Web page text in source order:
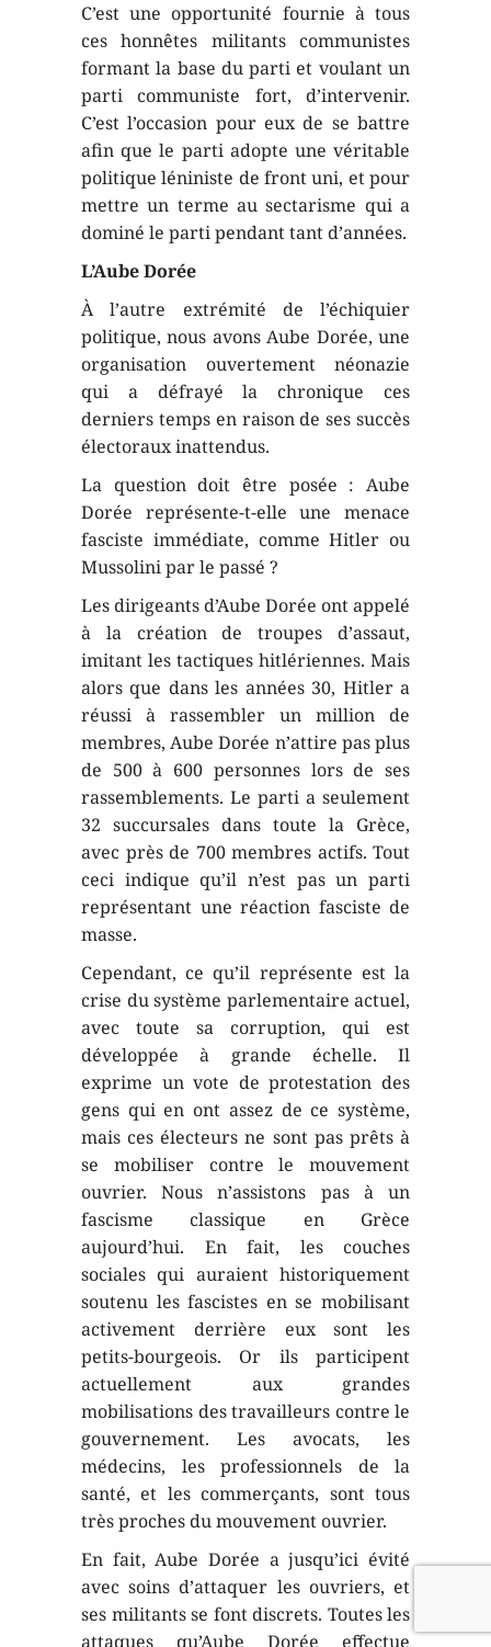
C’est une opportunité fournie à tous
ces honnêtes militants communistes
formant la base du parti et voulant un
parti communiste fort, d’intervenir.
C’est l’occasion pour eux de se battre
afin que le parti adopte une véritable
politique léniniste de front uni, et pour
mettre un terme au sectarisme qui a
dominé le parti pendant tant d’années.
L’Aube Dorée
À l’autre extrémité de l’échiquier
politique, nous avons Aube Dorée, une
organisation ouvertement néonazie
qui a défrayé la chronique ces
derniers temps en raison de ses succès
électoraux inattendus.
La question doit être posée : Aube
Dorée représente-t-elle une menace
fasciste immédiate, comme Hitler ou
Mussolini par le passé ?
Les dirigeants d’Aube Dorée ont appelé
à la création de troupes d’assaut,
imitant les tactiques hitlériennes. Mais
alors que dans les années 30, Hitler a
réussi à rassembler un million de
membres, Aube Dorée n’attire pas plus
de 500 à 600 personnes lors de ses
rassemblements. Le parti a seulement
32 succursales dans toute la Grèce,
avec près de 700 membres actifs. Tout
ceci indique qu’il n’est pas un parti
représentant une réaction fasciste de
masse.
Cependant, ce qu’il représente est la
crise du système parlementaire actuel,
avec toute sa corruption, qui est
développée à grande échelle. Il
exprime un vote de protestation des
gens qui en ont assez de ce système,
mais ces électeurs ne sont pas prêts à
se mobiliser contre le mouvement
ouvrier. Nous n’assistons pas à un
fascisme classique en Grèce
aujourd’hui. En fait, les couches
sociales qui auraient historiquement
soutenu les fascistes en se mobilisant
activement derrière eux sont les
petits-bourgeois. Or ils participent
actuellement aux grandes
mobilisations des travailleurs contre le
gouvernement. Les avocats, les
médecins, les professionnels de la
santé, et les commerçants, sont tous
très proches du mouvement ouvrier.
En fait, Aube Dorée a jusqu’ici évité
avec soins d’attaquer les ouvriers, et
ses militants se font discrets. Toutes les
attaques qu’Aube Dorée effectue